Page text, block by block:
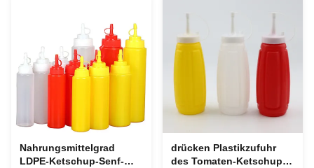
Nahrungsmittelgrad
LDPE-Ketschup-Senf-
drücken Plastikzufuhr
des Tomaten-Ketschups